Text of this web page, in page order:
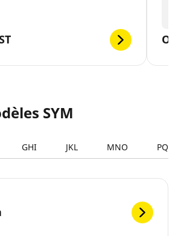
SYM
GHI JKL MNO PQRS